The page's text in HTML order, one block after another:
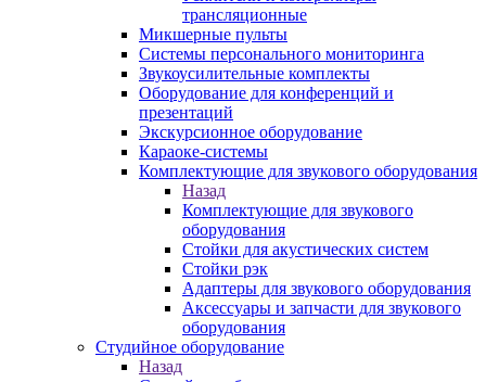
трансляционные
Микшерные пульты
Системы персонального мониторинга
Звукоусилительные комплекты
Оборудование для конференций и
презентаций
Экскурсионное оборудование
Караоке-системы
Комплектующие для звукового оборудования
Назад
Комплектующие для звукового
оборудования
Стойки для акустических систем
Стойки рэк
Адаптеры для звукового оборудования
Аксессуары и запчасти для звукового
оборудования
Студийное оборудование
Назад